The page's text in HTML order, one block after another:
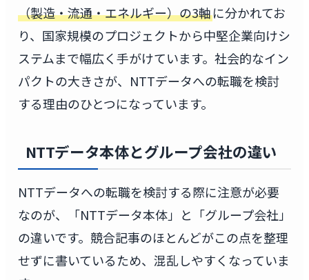
（製造・流通・エネルギー）の3軸に分かれてお
り、国家規模のプロジェクトから中堅企業向けシ
ステムまで幅広く手がけています。社会的なイン
パクトの大きさが、NTTデータへの転職を検討
する理由のひとつになっています。
NTTデータ本体とグループ会社の違い
NTTデータへの転職を検討する際に注意が必要
なのが、「NTTデータ本体」と「グループ会社」
の違いです。競合記事のほとんどがこの点を整理
せずに書いているため、混乱しやすくなっていま